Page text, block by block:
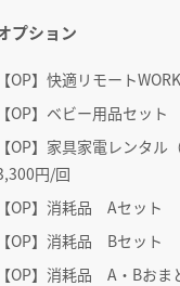
プション
【OP】快適リモート
【OP】ベビー用品セット
【OP】家具家電レンタル
円/回
【OP】消耗品 Aセット
【OP】消耗品 Bセット
【OP】消耗品 A・Bおま